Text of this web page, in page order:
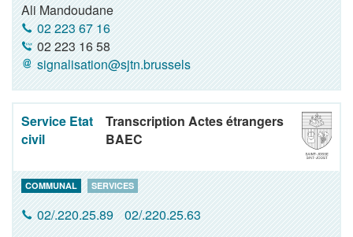
Ali Mandoudane
02 223 67 16
02 223 16 58
signalisation@sjtn.brussels
Service Etat
civil
Transcription Actes étrangers
BAEC
COMMUNAL SERVICES
02/.220.25.89 02/.220.25.63